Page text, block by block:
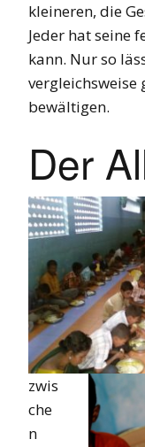
kleineren, die
Jeder hat seine
kann. Nur so
vergleichsweise
bewältigen.
Der
zwis
che
n